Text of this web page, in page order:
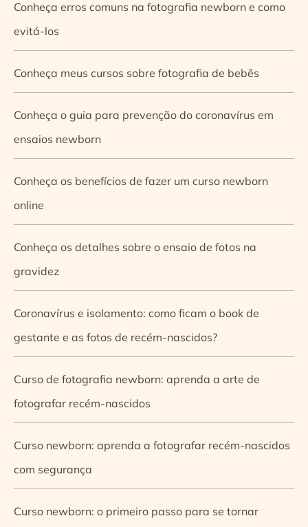
Conheça erros comuns na fotografia newborn e como
evitá-los
Conheça meus cursos sobre fotografia de bebês
Conheça o guia para prevenção do coronavírus em
ensaios newborn
Conheça os benefícios de fazer um curso newborn
online
Conheça os detalhes sobre o ensaio de fotos na
gravidez
Coronavírus e isolamento: como ficam o book de
gestante e as fotos de recém-nascidos?
Curso de fotografia newborn: aprenda a arte de
fotografar recém-nascidos
Curso newborn: aprenda a fotografar recém-nascidos
com segurança
Curso newborn: o primeiro passo para se tornar